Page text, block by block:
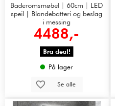
Baderomsmøbel | 60cm | LED
speil | Blandebatteri og beslag
i messing
4488,-
Bra deal!
På lager
Se alle